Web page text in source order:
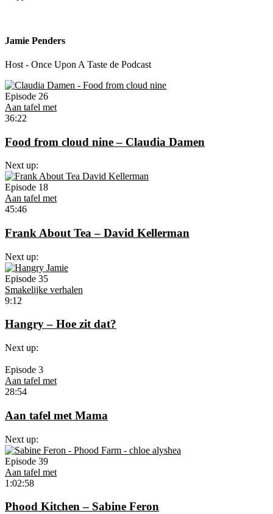
Jamie Penders
Host - Once Upon A Taste de Podcast
Episode 26
Aan tafel met
36:22
Food from cloud nine – Claudia Damen
Next up:
Episode 18
Aan tafel met
45:46
Frank About Tea – David Kellerman
Next up:
Episode 35
Smakelijke verhalen
9:12
Hangry – Hoe zit dat?
Next up:
Episode 3
Aan tafel met
28:54
Aan tafel met Mama
Next up:
Episode 39
Aan tafel met
1:02:58
Phood Kitchen – Sabine Feron